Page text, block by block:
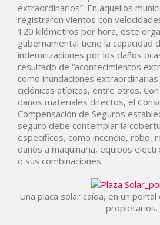
extraordinarios”. En aquellos
registraron vientos con
120 kilómetros por hora, este
gubernamental tiene la capacidad
indemnizaciones por los daños
resultado de “acontecimientos
como inundaciones
ciclónicas atípicas, entre otros.
daños materiales directos, el
Compensación de Seguros
seguro debe contemplar la
específicos, como incendio, robo,
daños a maquinaria, equipos
o sus combinaciones.
Una placa solar caída, en un
propietarios.